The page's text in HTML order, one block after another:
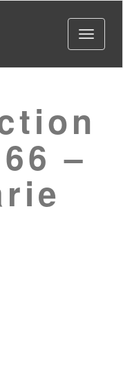
Toggle
–